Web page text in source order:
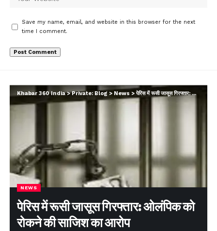
Save my name, email, and website in this browser for the next
time I comment.
Khabar 360 India>Private: Blog > News >पेरिस में रूसी जासूस गिरफ्तार: ओलंपिक को रोकने की साजिश का आरोप
NEWS
पेरिस में रूसी जासूस गिरफ्तार: ओलंपिक को
रोकने की साजिश का आरोप